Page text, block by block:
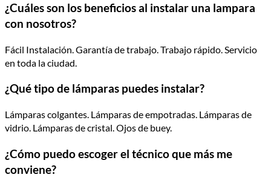
¿Cuáles son los beneficios al instalar una lampara
con nosotros?
Fácil Instalación. Garantía de trabajo. Trabajo rápido. Servicio
en toda la ciudad.
¿Qué tipo de lámparas puedes instalar?
Lámparas colgantes. Lámparas de empotradas. Lámparas de
vidrio. Lámparas de cristal. Ojos de buey.
¿Cómo puedo escoger el técnico que más me
conviene?